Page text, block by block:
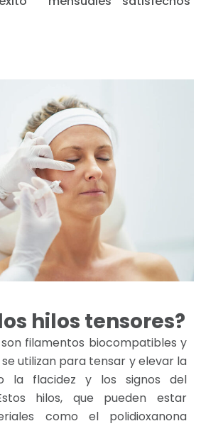
hilos tensores?
filamentos biocompatibles y
utilizan para tensar y elevar la
la flacidez y los signos del
hilos, que pueden estar
como el polidioxanona